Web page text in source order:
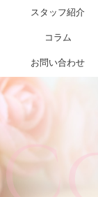
スタッフ紹介
コラム
お問い合わせ